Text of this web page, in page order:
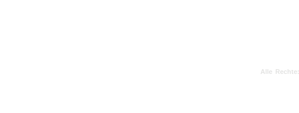
Alle Rechte: